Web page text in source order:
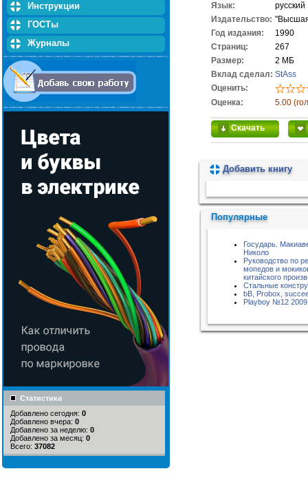
Инструкции
ГОСТы
Журналы
Статистика
Добавлено сегодня: 0
Добавлено вчера: 0
Добавлено за неделю: 0
Добавлено за месяц: 0
Всего: 37082
Язык:
русский
Издательство:
Год издания:
1990
Cтраниц:
267
Размер:
2 МБ
Вклад сделал: StAss
Оценить:
Оценка:
5.00
Скачать
Добавить книгу
Популярные
Государь.
Николо
Руководство по
мопедов и
китайского
Стальные
bB, Probox,
Playboy №12 2009